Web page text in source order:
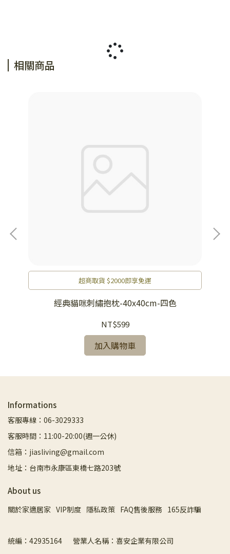
相關商品
超商取貨 $2000即享免運
經典貓咪刺繡抱枕-40x40cm-四色
NT$599
加入購物車
Informations
客服專線：06-3029333
客服時間：11:00-20:00(週一公休)
信箱：jiasliving@gmail.com
地址：台南市永康區東橋七路203號
About us
關於家適居家 VIP制度 隱私政策 FAQ售後服務 165反詐騙
統編：42935164       營業人名稱：喜安企業有限公司